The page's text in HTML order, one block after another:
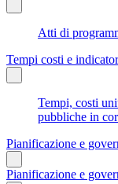
Atti di
Tempi costi e
Tempi, costi
pubbliche in
Pianificazione e
Pianificazione e